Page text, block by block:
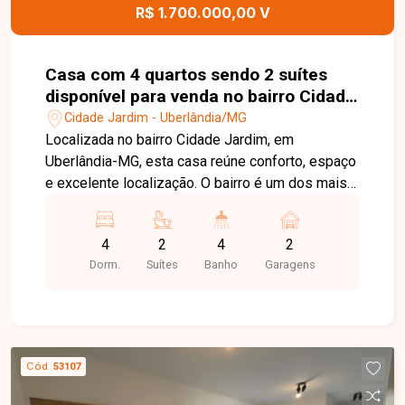
R$ 1.700.000,00 V
Casa com 4 quartos sendo 2 suítes
disponível para venda no bairro Cidade
Jardim em Uberlândia-MG
Cidade Jardim - Uberlândia/MG
Localizada no bairro Cidade Jardim, em
Uberlândia-MG, esta casa reúne conforto, espaço
e excelente localização. O bairro é um dos mais
completa, fácil acesso às principais vias, ampla
variedade de comércios, serviços, escolas e
opções de lazer, proporcionando praticidade e
quartos, sendo 2 suítes, banheiro social, banheiro
externo, cozinha espaçosa, lavanderia, além de
jardim de inverno, escritório, varanda gourmet
4
Dorm.
2
Suítes
4
Banho
2
Garagens
Cód. 53107